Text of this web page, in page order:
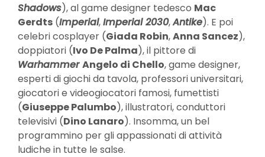
Shadows), al game designer tedesco Mac
Gerdts (Imperial,Imperial 2030,Antike). E poi
celebri cosplayer (Giada Robin,Anna Sancez),
doppiatori (Ivo De Palma), il pittore di
Warhammer Angelo di Chello, game designer,
esperti di giochi da tavola, professori universitari,
giocatori e videogiocatori famosi, fumettisti
(Giuseppe Palumbo), illustratori, conduttori
televisivi (Dino Lanaro). Insomma, un bel
programmino per gli appassionati di attività
ludiche in tutte le salse.